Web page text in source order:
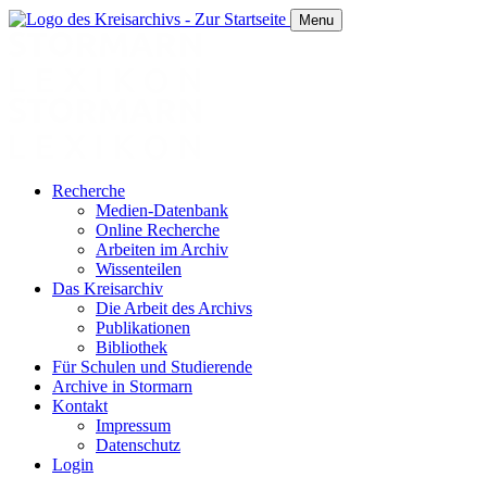
Menu
Recherche
Medien-Datenbank
Online Recherche
Arbeiten im Archiv
Wissenteilen
Das Kreisarchiv
Die Arbeit des Archivs
Publikationen
Bibliothek
Für Schulen und Studierende
Archive in Stormarn
Kontakt
Impressum
Datenschutz
Login